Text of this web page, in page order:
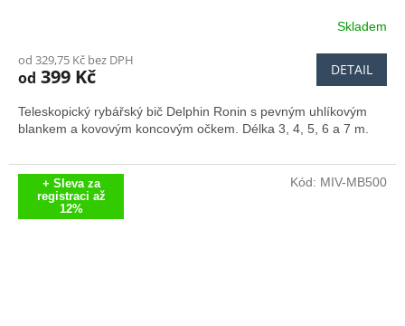
produktu
je
z
5
Skladem
od 329,75 Kč bez DPH
od 399 Kč DETAIL
Teleskopický rybářský bič Delphin Ronin s pevným uhlíkovým
blankem a kovovým koncovým očkem. Délka 3, 4, 5, 6 a 7 m.
+ Sleva za
registraci až
12%
Kód: MIV-MB500